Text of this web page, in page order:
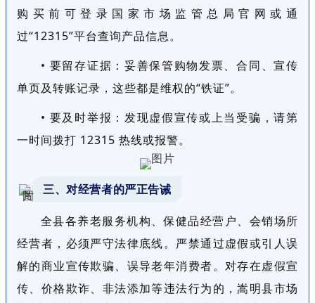
购买前可登录国家市场监管总局官网或通
过“12315”平台查询产品信息。
• 要留存证据：妥善保管购物发票、合同、宣传
单页及转账记录，这些都是维权的“铁证”。
• 要及时举报：发现虚假宣传或上当受骗，请第
一时间拨打 12315 热线或报警。
三、对经营者的严正告诫
全县各养老服务机构、保健品经营户、会销场所
经营者，必须严守法律底线。严禁通过虚假或引人误
解的商业宣传欺骗、误导老年消费者。对存在虚假宣
传、价格欺诈、非法添加等违法行为的，嵩明县市场